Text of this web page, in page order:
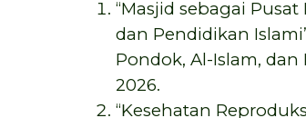
“Masjid sebagai
dan Pendidikan
Pondok, Al-Islam,
2026.
“Kesehatan